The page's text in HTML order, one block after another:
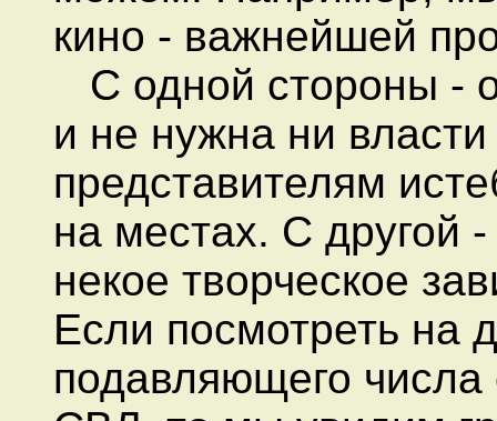
кино - важнейшей
С одной стороны -
и не нужна ни
представителям
на местах. С другой
некое творческое
Если посмотреть на
подавляющего